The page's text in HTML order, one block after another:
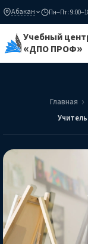
Абакан Пн–Пт:
Учебный
«ДПО ПРОФ»
Главная